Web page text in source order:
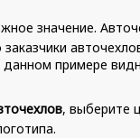
значение.
примере
, выберите